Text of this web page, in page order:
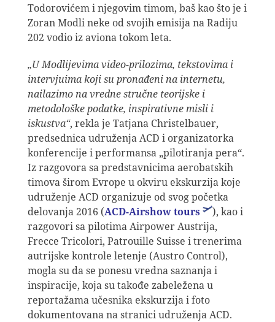
Todorovićem i njegovim timom, baš kao što je i
Zoran Modli neke od svojih emisija na Radiju
202 vodio iz aviona tokom leta.
„U Modlijevima video-prilozima, tekstovima i
intervjuima koji su pronađeni na internetu,
nailazimo na vredne stručne teorijske i
metodološke podatke, inspirativne misli i
iskustva“, rekla je Tatjana Christelbauer,
predsednica udruženja ACD i organizatorka
konferencije i performansa „pilotiranja pera“.
Iz razgovora sa predstavnicima aerobatskih
timova širom Evrope u okviru ekskurzija koje
udruženje ACD organizuje od svog početka
delovanja 2016 (ACD-Airshow tours
), kao i
razgovori sa pilotima Airpower Austrija,
Frecce Tricolori, Patrouille Suisse i trenerima
autrijske kontrole letenje (Austro Control),
mogla su da se ponesu vredna saznanja i
inspiracije, koja su takođe zabeležena u
reportažama učesnika ekskurzija i foto
dokumentovana na stranici udruženja ACD.